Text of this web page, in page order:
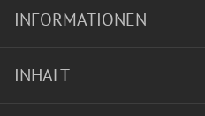
INFORMATIONEN
INHALT